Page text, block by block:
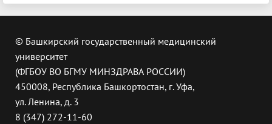
© Башкирский государственный медицинский
университет
(ФГБОУ ВО БГМУ МИНЗДРАВА РОССИИ)
450008, Республика Башкортостан, г. Уфа,
ул. Ленина, д. 3
8 (347) 272-11-60